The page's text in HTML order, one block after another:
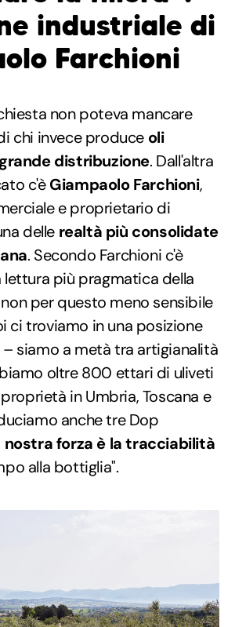
industriale di
Farchioni
non poteva mancare
chi invece produce oli
distribuzione. Dall'altra
c'èGiampaolo Farchioni,
e proprietario di
delle realtà più consolidate
. Secondo Farchioni c'è
lettura più pragmatica della
per questo meno sensibile
ci troviamo in una posizione
siamo a metà tra artigianalità
oltre 800 ettari di uliveti
in Umbria, Toscana e
anche tre Dop
nostra forza è la tracciabilità
alla bottiglia".